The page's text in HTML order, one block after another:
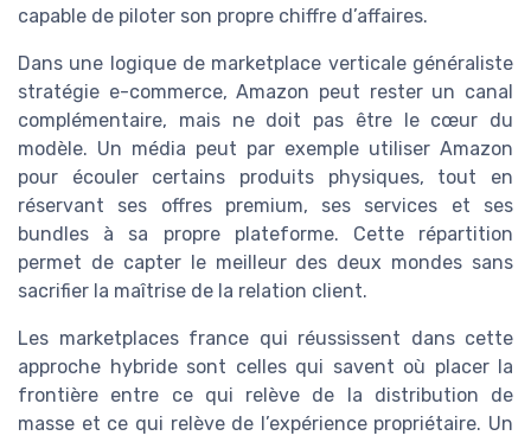
capable de piloter son propre chiffre d’affaires.
Dans une logique de marketplace verticale généraliste
stratégie e-commerce, Amazon peut rester un canal
complémentaire, mais ne doit pas être le cœur du
modèle. Un média peut par exemple utiliser Amazon
pour écouler certains produits physiques, tout en
réservant ses offres premium, ses services et ses
bundles à sa propre plateforme. Cette répartition
permet de capter le meilleur des deux mondes sans
sacrifier la maîtrise de la relation client.
Les marketplaces france qui réussissent dans cette
approche hybride sont celles qui savent où placer la
frontière entre ce qui relève de la distribution de
masse et ce qui relève de l’expérience propriétaire. Un